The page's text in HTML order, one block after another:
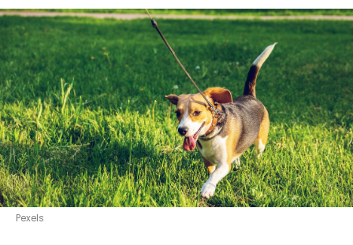
Ishrana
Zdravlje
Hedonizam
MAGAZIN
Njega nje
Njega njega
Šminka
Tehnologija
KALORIJE
Pexels